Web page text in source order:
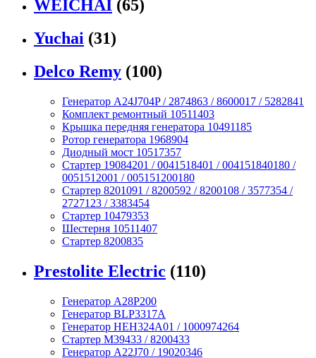
WEICHAI (65)
Yuchai (31)
Delco Remy (100)
Генератор A24J704P / 2874863 / 8600017 / 5282841
Комплект ремонтный 10511403
Крышка передняя генератора 10491185
Ротор генератора 1968904
Диодный мост 10517357
Стартер 19084201 / 0041518401 / 004151840180 /
0051512001 / 005151200180
Стартер 8201091 / 8200592 / 8200108 / 3577354 /
2727123 / 3383454
Стартер 10479353
Шестерня 10511407
Стартер 8200835
Prestolite Electric (110)
Генератор A28P200
Генератор BLP3317A
Генератор HEH324A01 / 1000974264
Стартер M39433 / 8200433
Генератор A22J70 / 19020346